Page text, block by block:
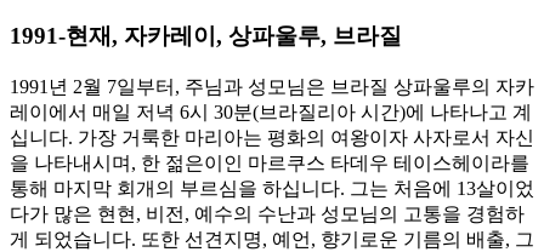
1991-현재, 자카레이, 상파울루, 브라질
1991년 2월 7일부터, 주님과 성모님은 브라질 상파울루의 자카
레이에서 매일 저녁 6시 30분(브라질리아 시간)에 나타나고 계
십니다. 가장 거룩한 마리아는 평화의 여왕이자 사자로서 자신
을 나타내시며, 한 젊은이인 마르쿠스 타데우 테이스헤이라를
통해 마지막 회개의 부르심을 하십니다. 그는 처음에 13살이었
다가 많은 현현, 비전, 예수의 수난과 성모님의 고통을 경험하
게 되었습니다. 또한 선견지명, 예언, 향기로운 기름의 배출, 그